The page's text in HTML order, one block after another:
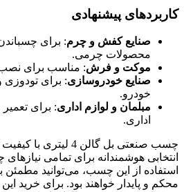
کاربردهای پیشنهادی
صنایع کفش و چرم: برای
محصولات چرمی.
موکت و فرش: مناسب برای
صنایع خودروسازی: برای
خودرو.
مبلمان و لوازم اداری: برای
اداری.
چسب صنعتی بل گالن 4
انتخابی هوشمندانه برای تمامی
استفاده از این چسب، می‌توانید مطمئن
محکم و پایدار خواهند بود. برای خرید